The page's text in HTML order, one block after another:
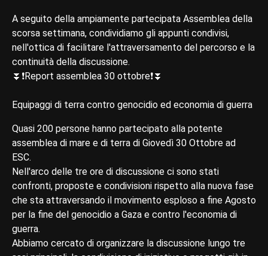
A seguito della ampiamente partecipata Assemblea della
scorsa settimana, condividiamo gli appunti condivisi,
nell'ottica di facilitare l'attraversamento del percorso e la
continuità della discussione.
⏬❗Report assemblea 30 ottobre❗⏬
Equipaggi di terra contro genocidio ed economia di guerra
Quasi 200 persone hanno partecipato alla potente
assemblea di mare e di terra di Giovedì 30 Ottobre ad
ESC.
Nell'arco delle tre ore di discussione ci sono stati
confronti, proposte e condivisioni rispetto alla nuova fase
che sta attraversando il movimento esploso a fine Agosto
per la fine del genocidio a Gaza e contro l'economia di
guerra.
Abbiamo cercato di organizzare la discussione lungo tre